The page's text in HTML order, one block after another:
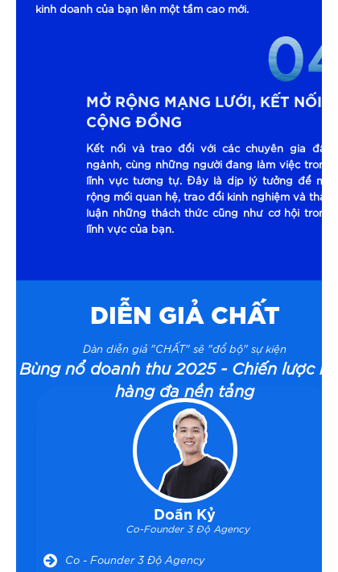
kinh doanh của bạn lên một tầm cao mới.
04
MỞ RỘNG MẠNG LƯỚI, KẾT NỐI
CỘNG ĐỒNG
Kết nối và trao đổi với các chuyên gia đầu
ngành, cùng những người đang làm việc trong
lĩnh vực tương tự. Đây là dịp lý tưởng để mở
rộng mối quan hệ, trao đổi kinh nghiệm và thảo
luận những thách thức cũng như cơ hội trong
lĩnh vực của bạn.
Co - Founder 3 Độ Agency
DIỄN GIẢ CHẤT
Dàn diễn giả "CHẤT" sẽ "đổ bộ" sự kiện
Bùng nổ doanh thu 2025 - Chiến lược bán
hàng đa nền tảng
Doãn Kỷ
Co-Founder 3 Độ Agency